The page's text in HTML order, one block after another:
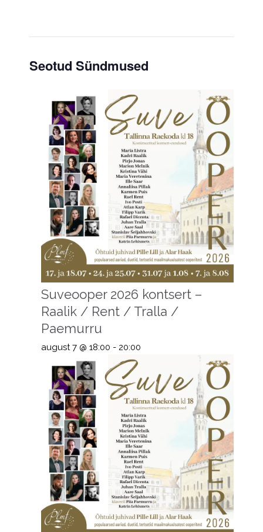
Seotud Sündmused
Suveooper 2026 kontsert –
Raalik / Rent / Tralla /
Paemurru
august 7 @ 18:00 - 20:00